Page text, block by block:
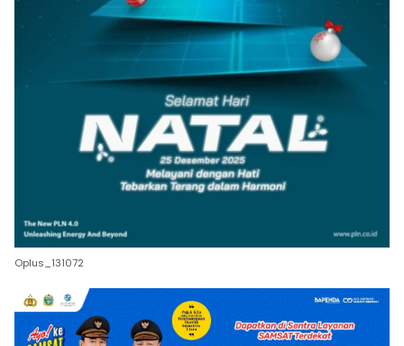
Oplus_131072